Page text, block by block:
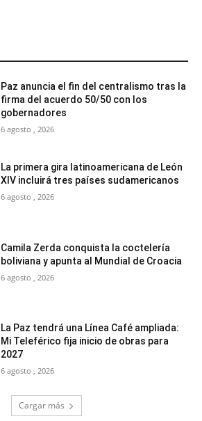
Paz anuncia el fin del centralismo tras la
firma del acuerdo 50/50 con los
gobernadores
6 agosto , 2026
La primera gira latinoamericana de León
XIV incluirá tres países sudamericanos
6 agosto , 2026
Camila Zerda conquista la coctelería
boliviana y apunta al Mundial de Croacia
6 agosto , 2026
La Paz tendrá una Línea Café ampliada:
Mi Teleférico fija inicio de obras para
2027
6 agosto , 2026
Cargar más